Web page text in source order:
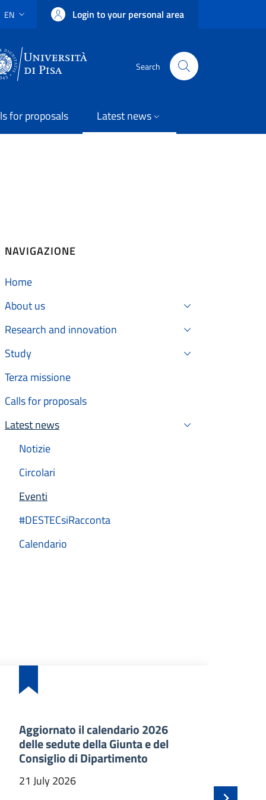
LANGUAGE SWITCHER: CURRENT LANGUAGE
EN
Login to your personal area
Search
for proposals Latest news
NAVIGAZIONE
Home
About us
Research and innovation
Study
Terza missione
Calls for proposals
Latest news
Active
Notizie
Circolari
Eventi
#DESTECsiRacconta
Calendario
Aggiornato il calendario 2026
delle sedute della Giunta e del
Consiglio di Dipartimento
21 July 2026